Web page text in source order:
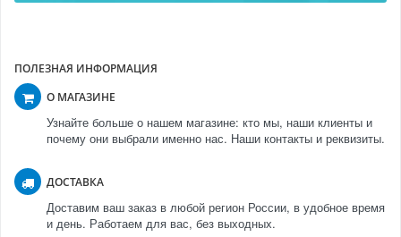
ПОЛЕЗНАЯ ИНФОРМАЦИЯ
О МАГАЗИНЕ
Узнайте больше о нашем магазине: кто мы, наши клиенты и
почему они выбрали именно нас. Наши контакты и реквизиты.
ДОСТАВКА
Доставим ваш заказ в любой регион России, в удобное время
и день. Работаем для вас, без выходных.